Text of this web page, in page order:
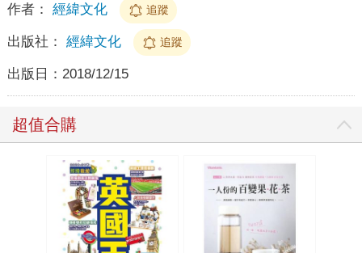
作者： 經緯文化 追蹤
出版社： 經緯文化 追蹤
出版日： 2018/12/15
超值合購